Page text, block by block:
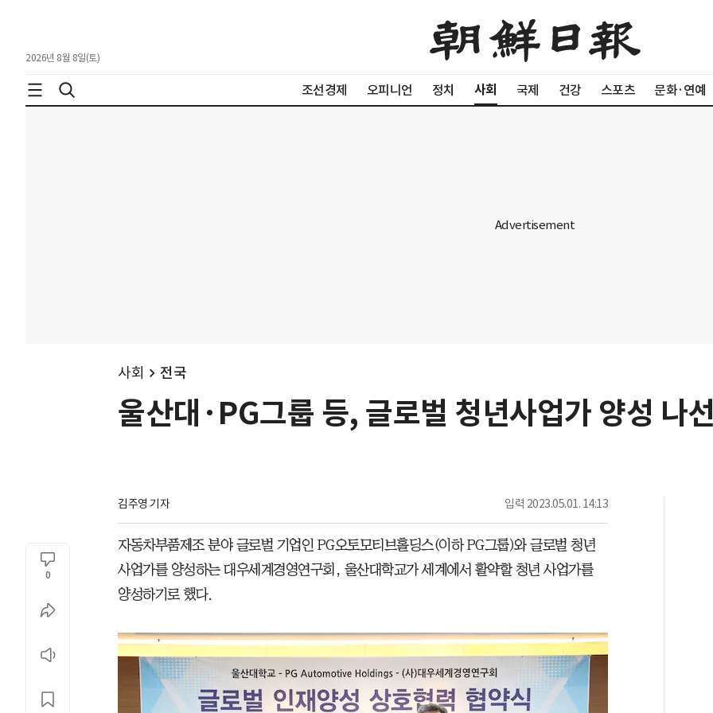
2026년 8월 8일(토)
조선경제 오피니언 정치 사회 국제 건강 스포츠 문화·연예
사회 전국
울산대·PG그룹 등, 글로벌 청년사업가 양성 나
김주영 기자 입력 2023.05.01. 14:13
0
자동차부품제조 분야 글로벌 기업인 PG오토모티브홀딩스(이하 PG그룹)와 글로벌 청년
사업가를 양성하는 대우세계경영연구회, 울산대학교가 세계에서 활약할 청년 사업가를
양성하기로 했다.